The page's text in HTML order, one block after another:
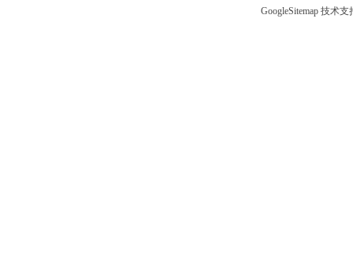
GoogleSitemap 技术支